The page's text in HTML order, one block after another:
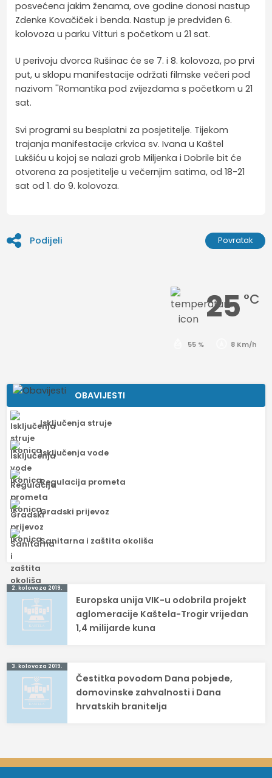
posvećena jakim ženama, ove godine donosi nastup
Zdenke Kovačiček i benda. Nastup je predviđen 6.
kolovoza u parku Vitturi s početkom u 21 sat.
U perivoju dvorca Rušinac će se 7. i 8. kolovoza, po prvi
put, u sklopu manifestacije održati filmske večeri pod
nazivom ''Romantika pod zvijezdama s početkom u 21
sat.
Svi programi su besplatni za posjetitelje. Tijekom
trajanja manifestacije crkvica sv. Ivana u Kaštel
Lukšiću u kojoj se nalazi grob Miljenka i Dobrile bit će
otvorena za posjetitelje u večernjim satima, od 18-21
sat od 1. do 9. kolovoza.
Podijeli Povratak
25 °C
55 % 8 Km/h
OBAVIJESTI
Isključenja struje
Isključenja vode
Regulacija prometa
Gradski prijevoz
Sanitarna i zaštita okoliša
Navigacija
objava
2. kolovoza 2019.
Europska unija VIK-u odobrila projekt
aglomeracije Kaštela-Trogir vrijedan
1,4 milijarde kuna
3. kolovoza 2019.
Čestitka povodom Dana pobjede,
domovinske zahvalnosti i Dana
hrvatskih branitelja